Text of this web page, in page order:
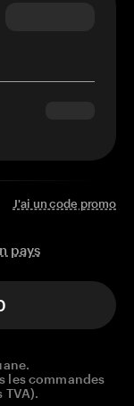
J'ai un code promo
pays
les commandes